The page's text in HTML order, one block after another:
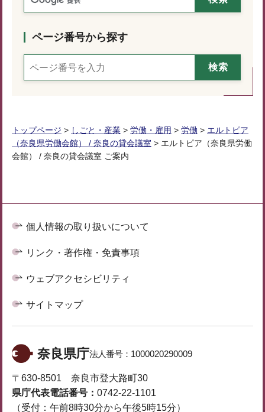
ページ番号から探す
トップページ > しごと・産業 > 労働・雇用 > 労働 > エルトピア
（奈良県労働会館） / 奈良の貸会議室 > エルトピア（奈良県労働
会館） / 奈良の貸会議室 ご案内
個人情報の取り扱いについて
リンク・著作権・免責事項
ウェブアクセシビリティ
サイトマップ
奈良県庁法人番号： 1000020290009
〒630-8501 奈良市登大路町30
県庁代表電話番号： 0742-22-1101
（受付：午前8時30分から午後5時15分）